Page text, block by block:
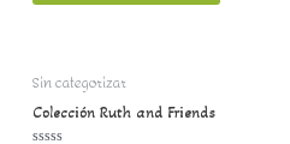
Sin categorizar
Colección Ruth and Friends